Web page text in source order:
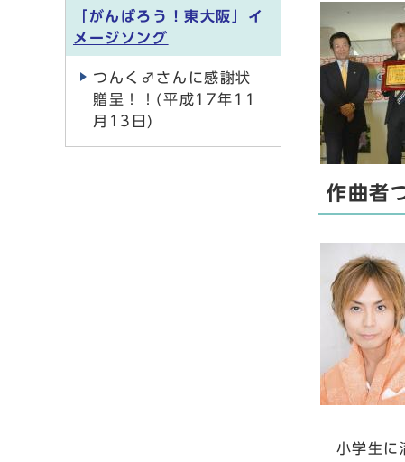
作曲者
小学生に
「がんばろう！東大阪」イ
メージソング
つんく♂さんに感謝状
贈呈！！(平成17年11
月13日)